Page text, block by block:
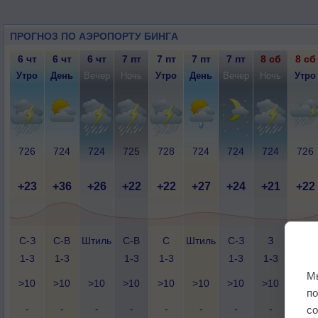
ПРОГНОЗ ПО АЭРОПОРТУ БИНГA
6 чт 6 чт 6 чт 7 пт 7 пт 7 пт 7 пт 8 сб 8 сб
Утро День Вечер Ночь Утро День Вечер Ночь Утро
726 724 724 725 728 724 724 724 726
+23 +36 +26 +22 +22 +27 +24 +21 +22
С-З
1-3
С-В
1-3
Штиль
С-В
1-3
С
1-3
Штиль
С-З
1-3
З
1-3
>10 >10 >10 >10 >10 >10 >10 >10 >10
- - - - - - - - -